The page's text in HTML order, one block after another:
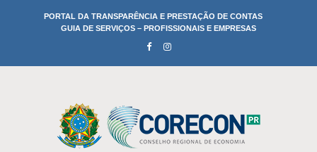
PORTAL DA TRANSPARÊNCIA E PRESTAÇÃO DE CONTAS
GUIA DE SERVIÇOS – PROFISSIONAIS E EMPRESAS